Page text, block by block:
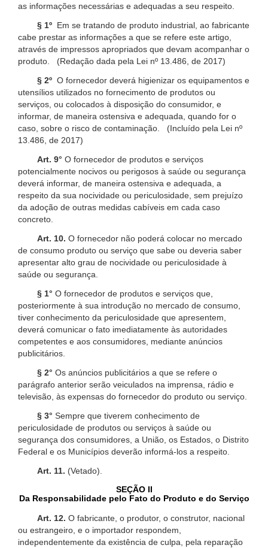
as informações necessárias e adequadas a seu respeito.
§ 1º Em se tratando de produto industrial, ao fabricante
cabe prestar as informações a que se refere este artigo,
através de impressos apropriados que devam acompanhar o
produto. (Redação dada pela Lei nº 13.486, de 2017)
§ 2º O fornecedor deverá higienizar os equipamentos e
utensílios utilizados no fornecimento de produtos ou
serviços, ou colocados à disposição do consumidor, e
informar, de maneira ostensiva e adequada, quando for o
caso, sobre o risco de contaminação. (Incluído pela Lei nº
13.486, de 2017)
Art. 9° O fornecedor de produtos e serviços
potencialmente nocivos ou perigosos à saúde ou segurança
deverá informar, de maneira ostensiva e adequada, a
respeito da sua nocividade ou periculosidade, sem prejuízo
da adoção de outras medidas cabíveis em cada caso
concreto.
Art. 10. O fornecedor não poderá colocar no mercado
de consumo produto ou serviço que sabe ou deveria saber
apresentar alto grau de nocividade ou periculosidade à
saúde ou segurança.
§ 1° O fornecedor de produtos e serviços que,
posteriormente à sua introdução no mercado de consumo,
tiver conhecimento da periculosidade que apresentem,
deverá comunicar o fato imediatamente às autoridades
competentes e aos consumidores, mediante anúncios
publicitários.
§ 2° Os anúncios publicitários a que se refere o
parágrafo anterior serão veiculados na imprensa, rádio e
televisão, às expensas do fornecedor do produto ou serviço.
§ 3° Sempre que tiverem conhecimento de
periculosidade de produtos ou serviços à saúde ou
segurança dos consumidores, a União, os Estados, o Distrito
Federal e os Municípios deverão informá-los a respeito.
Art. 11. (Vetado).
SEÇÃO II
Da Responsabilidade pelo Fato do Produto e do Serviço
Art. 12. O fabricante, o produtor, o construtor, nacional
ou estrangeiro, e o importador respondem,
independentemente da existência de culpa, pela reparação